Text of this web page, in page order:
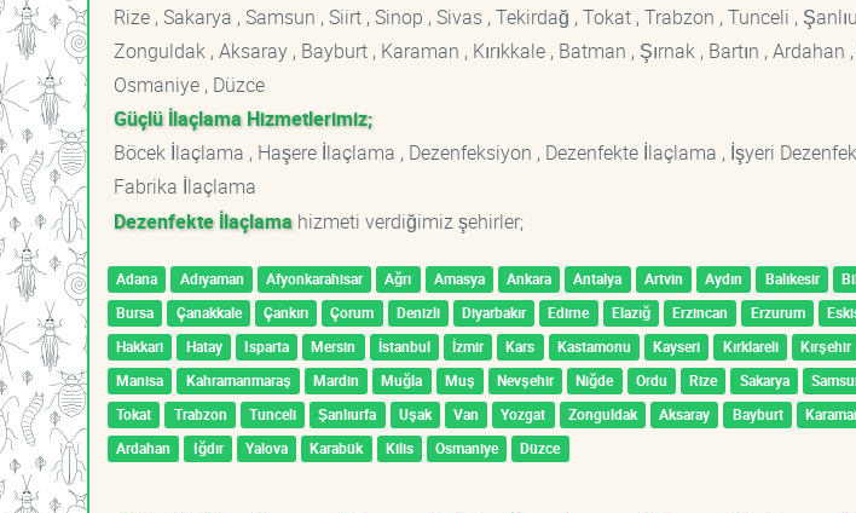
Rize , Sakarya , Samsun , Siirt , Sinop , Sivas , Tekirdağ , Tokat , Trabzon , Tunceli ,
Zonguldak , Aksaray , Bayburt , Karaman , Kırıkkale , Batman , Şırnak , Bartın , Ardahan
Osmaniye , Düzce
Güçlü İlaçlama Hizmetlerimiz;
Böcek İlaçlama , Haşere İlaçlama , Dezenfeksiyon , Dezenfekte İlaçlama , İşyeri
Fabrika İlaçlama
Dezenfekte İlaçlama hizmeti verdiğimiz şehirler;
Adana Adıyaman Afyonkarahisar Ağrı Amasya Ankara Antalya Artvin Aydın Balıkesir
Bursa
Çanakkale Çankırı Çorum Denizli Diyarbakır Edirne Elazığ Erzincan Erzurum
Hakkari
Hatay Isparta Mersin İstanbul İzmir Kars Kastamonu Kayseri Kırklareli Kırşehir
Manisa
Kahramanmaraş Mardin Muğla Muş Nevşehir Niğde Ordu Rize Sakarya
Tokat
Trabzon Tunceli Şanlıurfa Uşak Van Yozgat Zonguldak Aksaray Bayburt
Ardahan
Iğdır Yalova Karabük Kilis Osmaniye Düzce